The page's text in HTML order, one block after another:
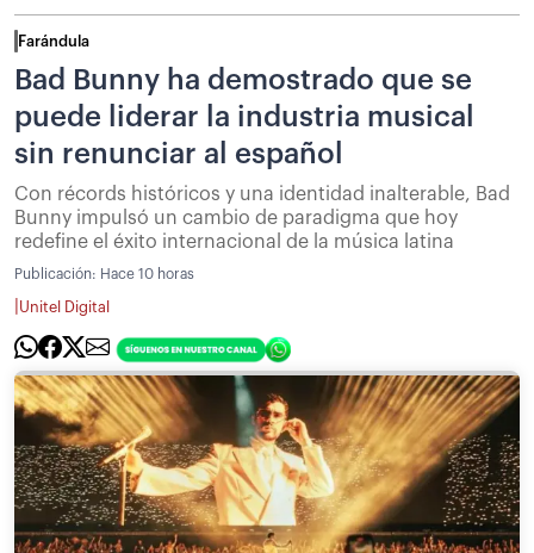
Farándula
Bad Bunny ha demostrado que se
puede liderar la industria musical
sin renunciar al español
Con récords históricos y una identidad inalterable, Bad
Bunny impulsó un cambio de paradigma que hoy
redefine el éxito internacional de la música latina
Publicación: Hace 10 horas
Unitel Digital